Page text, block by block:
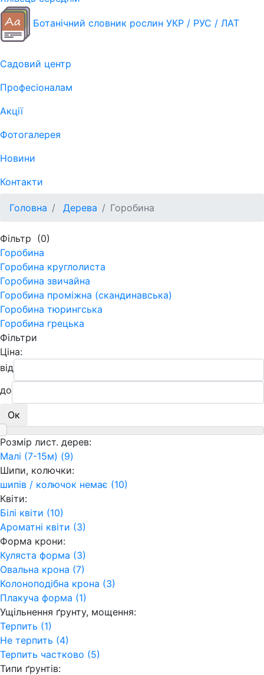
Ботанічний словник рослин УКР / РУС / ЛАТ
Садовий центр
Професіоналам
Акції
Фотогалерея
Новини
Контакти
Головна Дерева Горобина
Фільтр (0)
Горобина
Горобина круглолиста
Горобина звичайна
Горобина проміжна (скандинавська)
Горобина тюрингська
Горобина грецька
Фільтри
Ціна:
від
до
Ок
Розмір лист. дерев:
Малі (7-15м) (9)
Шипи, колючки:
шипів / колючок немає (10)
Квіти:
Білі квіти (10)
Ароматні квіти (3)
Форма крони:
Куляста форма (3)
Овальна крона (7)
Колоноподібна крона (3)
Плакуча форма (1)
Ущільнення ґрунту, мощення:
Терпить (1)
Не терпить (4)
Терпить частково (5)
Типи ґрунтів: